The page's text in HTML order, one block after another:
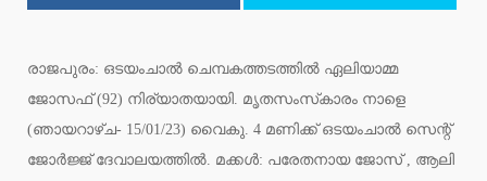
രാജപുരം: ഒടയംചാല്‍ ചെമ്പകത്തടത്തില്‍ ഏലിയാമ്മ
ജോസഫ് (92) നിര്യാതയായി. മൃതസംസ്‌കാരം നാളെ
(ഞായറാഴ്ച- 15/01/23) വൈകു. 4 മണിക്ക് ഒടയംചാല്‍ സെന്റ്
ജോര്‍ജ്ജ് ദേവാലയത്തില്‍. മക്കള്‍: പരേതനായ ജോസ് , ആലി